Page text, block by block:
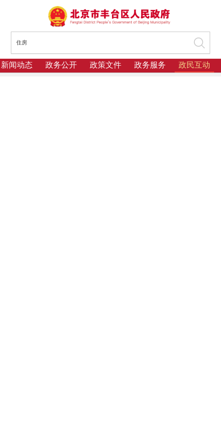
新闻动态 政务公开 政策文件 政务服务 政民互动